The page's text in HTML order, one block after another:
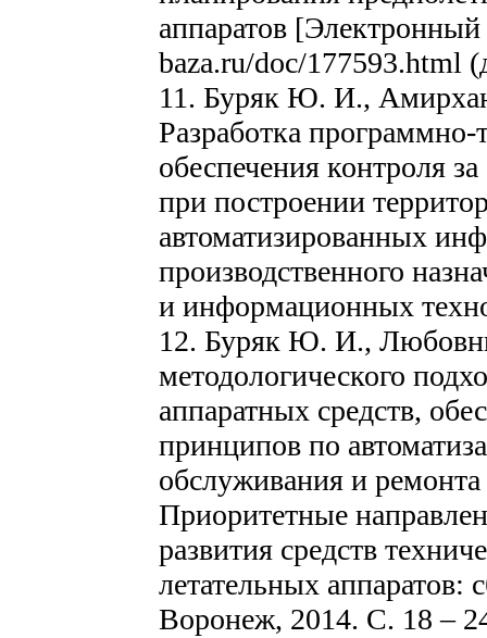
аппаратов
baza.ru/doc/177593.html
11. Буряк Ю. И.,
Разработка
обеспечения контроля
при построении
автоматизированных
производственного
и информационных
12. Буряк Ю. И.,
методологического
аппаратных средств,
принципов по
обслуживания и
Приоритетные
развития средств
летательных аппаратов:
Воронеж, 2014. С. 18 –